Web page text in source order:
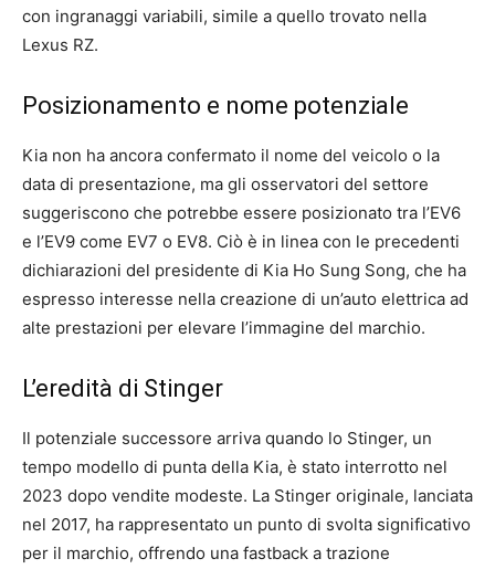
con ingranaggi variabili, simile a quello trovato nella
Lexus RZ.
Posizionamento e nome potenziale
Kia non ha ancora confermato il nome del veicolo o la
data di presentazione, ma gli osservatori del settore
suggeriscono che potrebbe essere posizionato tra l’EV6
e l’EV9 come EV7 o EV8. Ciò è in linea con le precedenti
dichiarazioni del presidente di Kia Ho Sung Song, che ha
espresso interesse nella creazione di un’auto elettrica ad
alte prestazioni per elevare l’immagine del marchio.
L’eredità di Stinger
Il potenziale successore arriva quando lo Stinger, un
tempo modello di punta della Kia, è stato interrotto nel
2023 dopo vendite modeste. La Stinger originale, lanciata
nel 2017, ha rappresentato un punto di svolta significativo
per il marchio, offrendo una fastback a trazione